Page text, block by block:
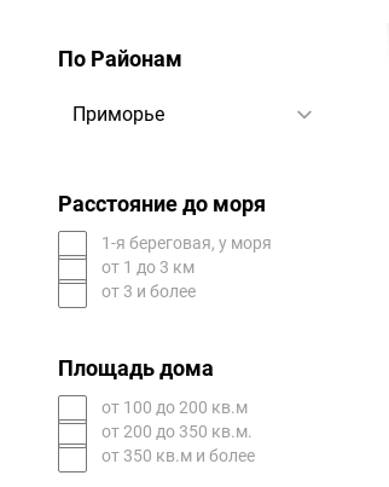
По Районам
Расстояние до моря
1-я береговая, у моря
от 1 до 3 км
от 3 и более
Площадь дома
от 100 до 200 кв.м
от 200 до 350 кв.м.
от 350 кв.м и более